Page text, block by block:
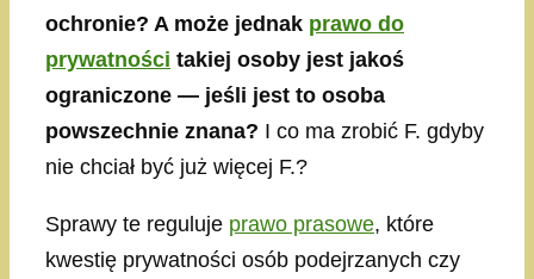
ochronie? A może jednak prawo do
prywatności takiej osoby jest jakoś
ograniczone — jeśli jest to osoba
powszechnie znana? I co ma zrobić F. gdyby
nie chciał być już więcej F.?
Sprawy te reguluje prawo prasowe, które
kwestię prywatności osób podejrzanych czy